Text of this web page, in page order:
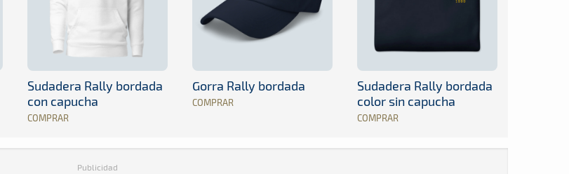
Sudadera Rally bordada
con capucha
COMPRAR
Gorra Rally bordada
COMPRAR
Sudadera Rally bordada
color sin capucha
COMPRAR
Publicidad